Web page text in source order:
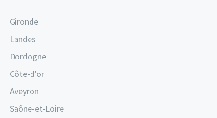
Gironde
Landes
Dordogne
Côte-d'or
Aveyron
Saône-et-Loire